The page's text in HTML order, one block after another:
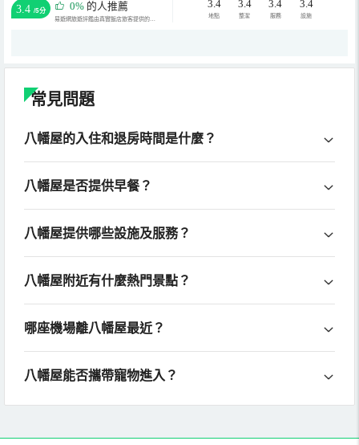
3.4 /5分 0% 的人推薦
易遊網旅遊評鑑由真實飯店旅客提供的評鑑。
3.4
地點
3.4
整潔
3.4
服務
3.4
設施
常見問題
八幡屋的入住和退房時間是什麼？
八幡屋是否提供早餐？
八幡屋提供哪些設施及服務？
八幡屋附近有什麼熱門景點？
哪座機場離八幡屋最近？
八幡屋能否攜帶寵物進入？